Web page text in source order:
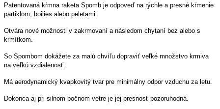
Patentovaná kŕmna raketa Spomb je odpoveď na rýchle a presné kŕmenie
partiklom, boilies alebo peletami.
Otvára nové možnosti v zakrmovaní a následom chytaní bez alebo s
krmítkom.
So Spombom dokážete za malú chvíľu dopraviť veľké množstvo krmiva
na veľkú vzdialenosť.
Má aerodynamický kvapkovitý tvar pre minimálny odpor vzduchu za letu.
Dokonca aj pri silnom bočnom vetre je jej presnosť pozoruhodná.